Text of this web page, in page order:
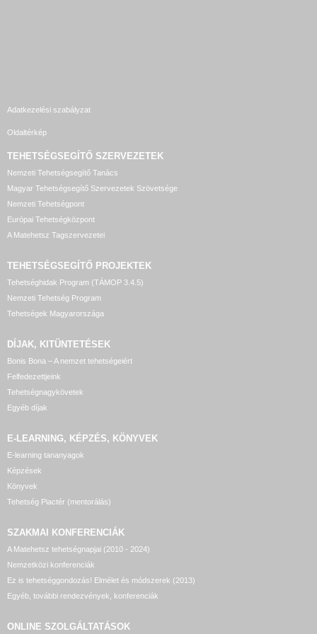
Adatkezelési szabályzat
Oldaltérkép
TEHETSÉGSEGÍTŐ SZERVEZETEK
Nemzeti Tehetségsegítő Tanács
Magyar Tehetségsegítő Szervezetek Szövetsége
Nemzeti Tehetségpont
Európai Tehetségközpont
A Matehetsz Tagszervezetei
TEHETSÉGSEGÍTŐ PROJEKTEK
Tehetséghidak Program (TÁMOP 3.4.5)
Nemzeti Tehetség Program
Tehetségek Magyarországa
DÍJAK, KITÜNTETÉSEK
Bonis Bona – A nemzet tehetségeiért
Felfedezettjeink
Tehetségnagykövetek
Egyéb díjak
E-LEARNING, KÉPZÉS, KÖNYVEK
E-learning tananyagok
Képzések
Könyvek
Tehetség Piactér (mentorálás)
SZAKMAI KONFERENCIÁK
A Matehetsz tehetségnapjai (2010 - 2024)
Nemzetközi konferenciák
Ez is tehetséggondozás! Elmélet és módszerek (2013)
Egyéb, további rendezvények, konferenciák
ONLINE SZOLGÁLTATÁSOK